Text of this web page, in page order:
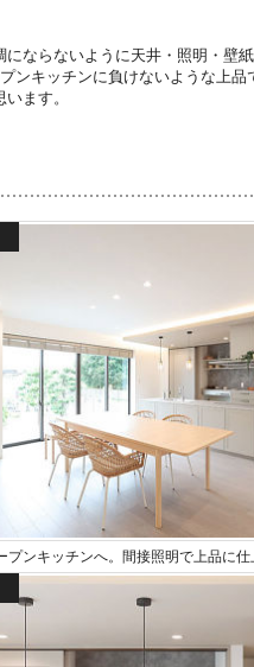
ならないように天井・照明・壁紙
ンキッチンに負けないような上
ます。
プンキッチンへ。間接照明で上品に仕